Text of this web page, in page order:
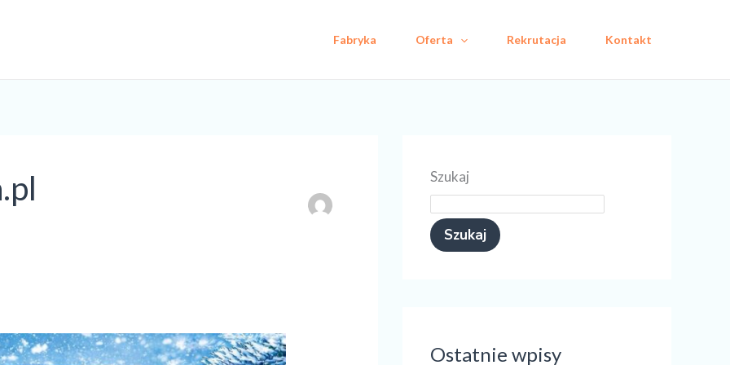
Fabryka Oferta Rekrutacja Kontakt
Szukaj
Szukaj
Ostatnie wpisy